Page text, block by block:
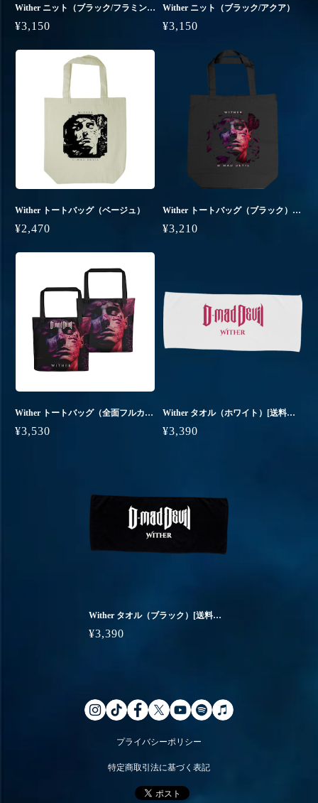
Wither ニット（ブラック/フラミンゴ）
¥3,150
Wither ニット（ブラック/アクア）
¥3,150
Wither トートバッグ（ベージュ）
¥2,470
Wither トートバッグ（ブラック）[送料無料]
¥3,210
Wither トートバッグ（全面フルカラー）
¥3,530
Wither タオル（ホワイト）[送料無料]
¥3,390
Wither タオル（ブラック）[送料無料]
¥3,390
プライバシーポリシー
特定商取引法に基づく表記